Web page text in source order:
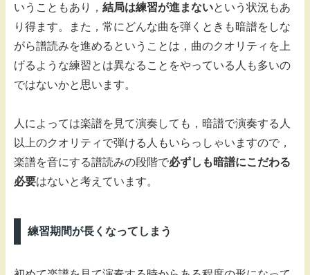
いうこともあり， 結局は練習が進まないという状況もあ
り得ます。また，常にどんな曲を弾くときも暗譜をしな
がら譜読みを進めるということは，曲のクオリティを上
げるような練習とは異なることをやっている人も多いの
ではないかと思います。
人によっては楽譜を見て演奏しても，暗譜で演奏する人
以上のクオリティで弾ける人もいらっしゃいますので，
楽譜を音にする譜読みの段階で必ずしも暗譜にこだわる
必要はないと考えています。
練習期間が長くなってしまう